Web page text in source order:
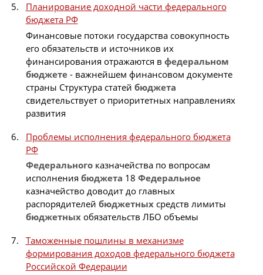
Планирование доходной части федерального
бюджета РФ
Финансовые потоки государства совокупность
его обязательств и источников их
финансирования отражаются в федеральном
бюджете- важнейшем финансовом документе
страны Структура статей бюджета
свидетельствует о приоритетных направлениях
развития
Проблемы исполнения федерального бюджета
РФ
Федеральногоказначейства по вопросам
исполнения бюджета 18 Федеральное
казначейство доводит до главных
распорядителей бюджетныхсредств лимиты
бюджетныхобязательств ЛБО объемы
Таможенные пошлины в механизме
формирования доходов федерального бюджета
Российской Федерации